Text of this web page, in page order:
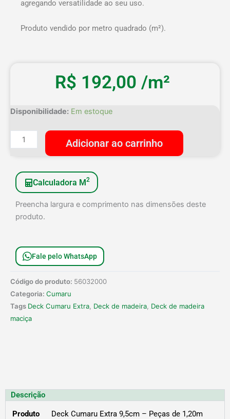
agregando versatilidade ao seu uso.
Produto vendido por metro quadrado (m²).
R$ 192,00 /m²
Disponibilidade: Em estoque
Deck
Extra
9,5cm
Peças
de
quantidade
Adicionar ao carrinho
Calculadora M 2
Preencha largura e comprimento nas dimensões deste
produto.
Fale pelo WhatsApp
Código do produto: 56032000
Categoria: Cumaru
Tags Deck Cumaru Extra Deck de madeira Deck de madeira
maciça
Descrição
Produto Deck Cumaru Extra 9,5cm – Peças de 1,20m